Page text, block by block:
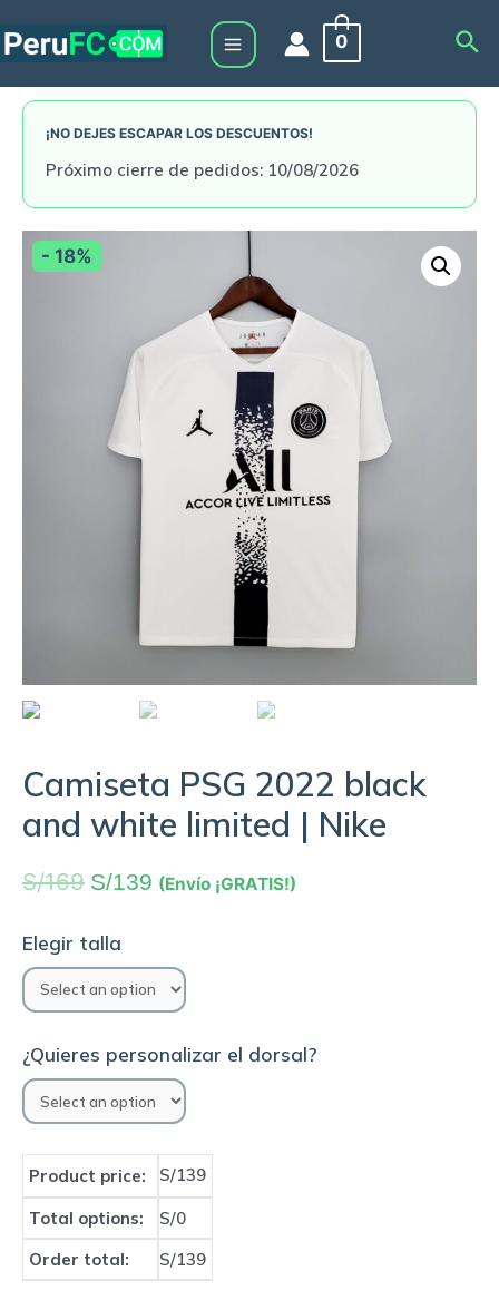
to
Main
Menu
0
¡NO DEJES ESCAPAR LOS DESCUENTOS!
Próximo cierre de pedidos: 10/08/2026
- 18%
Camiseta PSG 2022 black
and white limited | Nike
S/169 S/139 (Envío ¡GRATIS!)
Elegir talla
¿Quieres personalizar el dorsal?
Product price: S/139
Total options:
S/0
Order total:
S/139